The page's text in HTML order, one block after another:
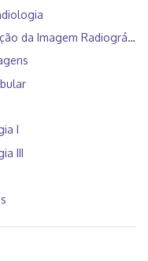
da Imagem Radiográfica
I
III